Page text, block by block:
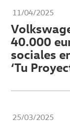
11/04/2025
40.000
sociales
‘Tu
25/03/2025